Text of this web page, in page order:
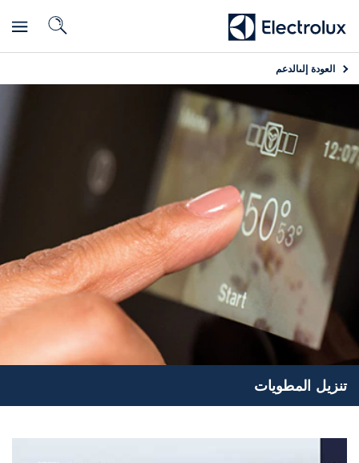
العودة إلىالدعم
تنزيل المطويات